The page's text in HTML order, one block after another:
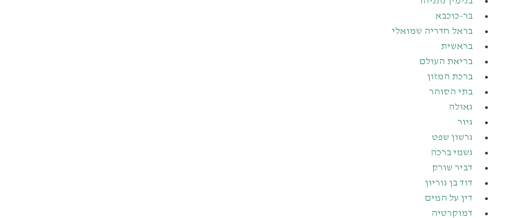
בר-כוכבא
בראל חדריה שמואלי
בראשית
בריאת העולם
ברכת המזון
בתי הסוהר
גאולה
גיור
גרשון שפט
גשמי ברכה
דביר שורק
דוד בן גוריון
דין על המים
דמוקרטיה